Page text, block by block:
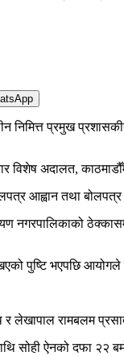
निमित्त प्रमुख
अदालत,
आह्वान तथा
पुष्टि भएपछि आयोगले
रामबलम
सोही ऐनको दफा २२